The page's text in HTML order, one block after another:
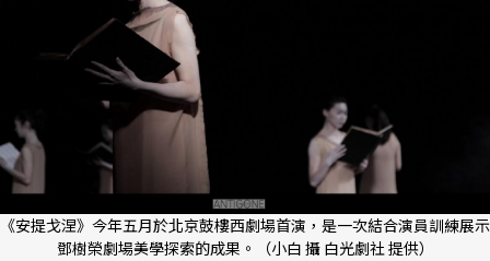
《安提戈涅》今年五月於北京鼓樓西劇場首演，是一次結合演員訓練展示
鄧樹榮劇場美學探索的成果。（小白 攝 白光劇社 提供）